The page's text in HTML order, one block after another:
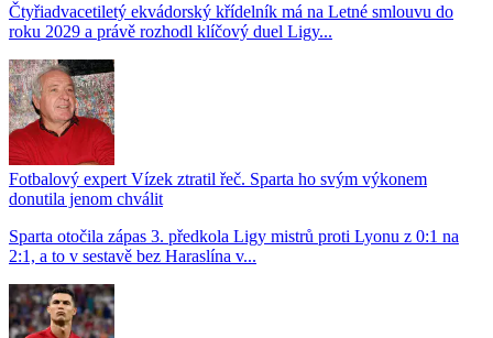
Čtyřiadvacetiletý ekvádorský křídelník má na Letné smlouvu do
roku 2029 a právě rozhodl klíčový duel Ligy...
Fotbalový expert Vízek ztratil řeč. Sparta ho svým výkonem
donutila jenom chválit
Sparta otočila zápas 3. předkola Ligy mistrů proti Lyonu z 0:1 na
2:1, a to v sestavě bez Haraslína v...